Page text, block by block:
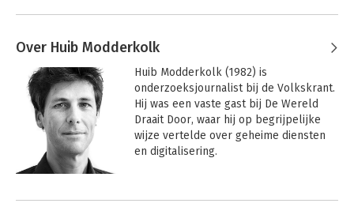
Over Huib Modderkolk
Huib Modderkolk (1982) is
onderzoeksjournalist bij de Volkskrant.
Hij was een vaste gast bij De Wereld
Draait Door, waar hij op begrijpelijke
wijze vertelde over geheime diensten
en digitalisering.
prijzen De Tegel (2016) en De Loep
Andere boeken door Huib